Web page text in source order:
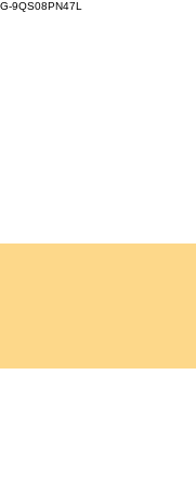
G-9QS08PN47L